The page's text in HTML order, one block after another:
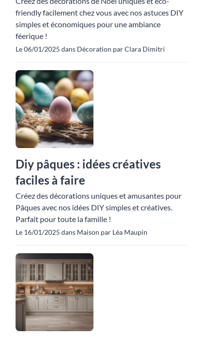
friendly facilement chez vous avec nos astuces DIY
simples et économiques pour une ambiance
féerique !
Le 06/01/2025 dans Décoration par Clara Dimitri
Diy pâques : idées créatives
faciles à faire
Créez des décorations uniques et amusantes pour
Pâques avec nos idées DIY simples et créatives.
Parfait pour toute la famille !
Le 16/01/2025 dans Maison par Léa Maupin